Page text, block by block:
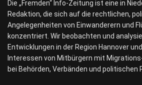
Die „Fremden“ Info-Zeitung ist eine in
Redaktion, die sich auf die rechtlichen,
Angelegenheiten von Einwanderern und
konzentriert. Wir beobachten und
Entwicklungen in der Region Hannover
Interessen von Mitbürgern mit
bei Behörden, Verbänden und politischen